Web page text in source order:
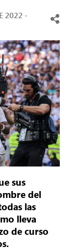
2022 -
sus
del
las
lleva
de curso